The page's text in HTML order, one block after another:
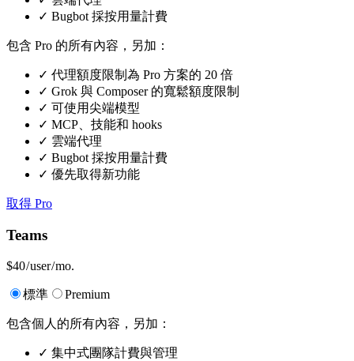
✓ Bugbot 採按用量計費
包含 Pro 的所有內容，另加：
✓ 代理額度限制為 Pro 方案的 20 倍
✓ Grok 與 Composer 的寬鬆額度限制
✓ 可使用尖端模型
✓ MCP、技能和 hooks
✓ 雲端代理
✓ Bugbot 採按用量計費
✓ 優先取得新功能
取得 Pro
Teams
$40/ user / mo.
標準 Premium
包含個人的所有內容，另加：
✓ 集中式團隊計費與管理